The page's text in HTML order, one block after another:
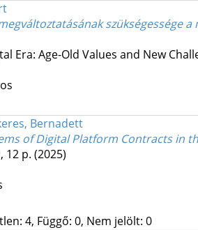
szükségessége
Era: Age-Old Values and New
Bernadett
of Digital Platform Contracts in
12 p. (2025)
4, Függő: 0, Nem jelölt: 0